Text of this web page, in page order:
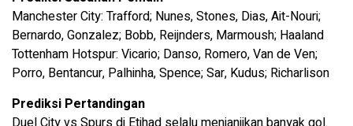
Manchester City: Trafford; Nunes, Stones, Dias, Ait-Nouri;
Bernardo, Gonzalez; Bobb, Reijnders, Marmoush; Haaland
Tottenham Hotspur: Vicario; Danso, Romero, Van de Ven;
Porro, Bentancur, Palhinha, Spence; Sar, Kudus; Richarlison
Prediksi Pertandingan